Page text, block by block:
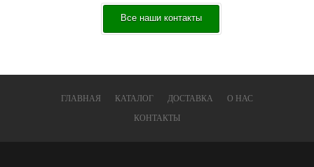
Все наши контакты
ГЛАВНАЯ КАТАЛОГ ДОСТАВКА
О НАС
КОНТАКТЫ